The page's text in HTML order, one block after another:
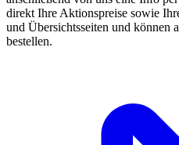
direkt Ihre Aktionspreise sowie
und Übersichtsseiten und können
bestellen.